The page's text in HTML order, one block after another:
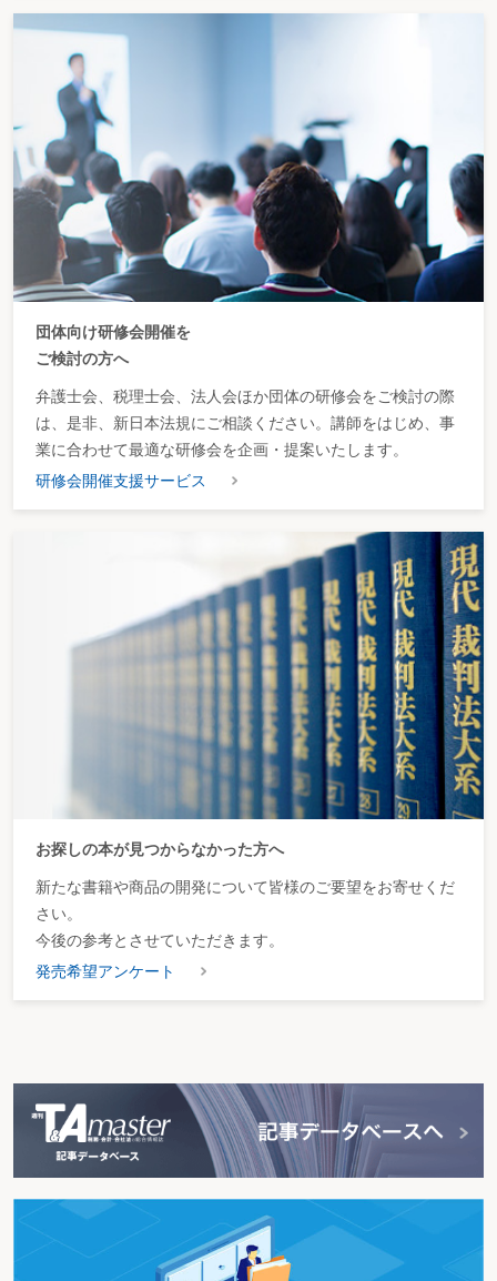
団体向け研修会開催を
ご検討の方へ
弁護士会、税理士会、法人会ほか団体の研修会をご検討の際
は、是非、新日本法規にご相談ください。講師をはじめ、事
業に合わせて最適な研修会を企画・提案いたします。
研修会開催支援サービス
お探しの本が見つからなかった方へ
新たな書籍や商品の開発について皆様のご要望をお寄せくだ
さい。
今後の参考とさせていただきます。
発売希望アンケート